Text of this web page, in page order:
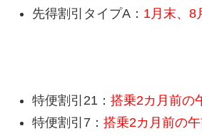
先得割引タイプA： 1月末、8
特便割引21： 搭乗2カ月前の
特便割引7： 搭乗2カ月前の